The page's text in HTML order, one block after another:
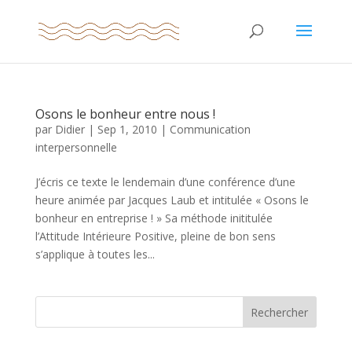
Osons le bonheur entre nous !
par Didier| Sep 1, 2010 | Communication
interpersonnelle
J’écris ce texte le lendemain d’une conférence d’une
heure animée par Jacques Laub et intitulée « Osons le
bonheur en entreprise ! » Sa méthode inititulée
l’Attitude Intérieure Positive, pleine de bon sens
s’applique à toutes les...
Rechercher